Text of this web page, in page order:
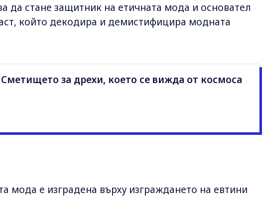
да стане защитник на етичната мода и основател
който декодира и демистифицира модната
Сметището за дрехи, което се вижда от космоса
мода e изградена върху изграждането на евтини